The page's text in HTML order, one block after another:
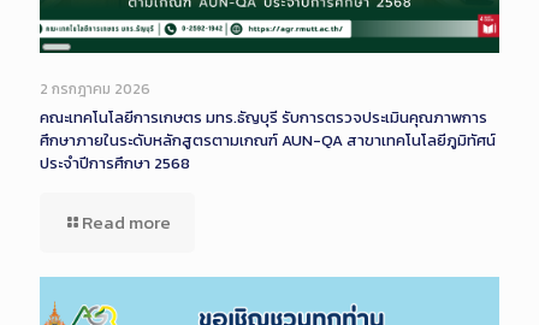
Long
Description
2 กรกฎาคม 2026
คณะเทคโนโลยีการเกษตร มทร.ธัญบุรี รับการตรวจประเมินคุณภาพการ
ศึกษาภายในระดับหลักสูตรตามเกณฑ์ AUN-QA สาขาเทคโนโลยีภูมิทัศน์
ประจำปีการศึกษา 2568
Read more